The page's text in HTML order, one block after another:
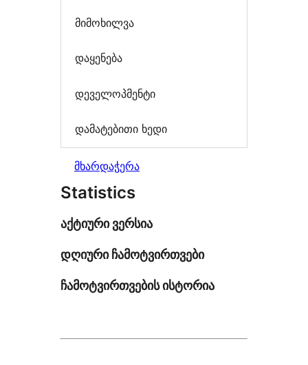
მიმოხილვა
დაყენება
დეველოპმენტი
დამატებითი ხედი
მხარდაჭერა
Statistics
აქტიური ვერსია
დღიური ჩამოტვირთვები
ჩამოტვირთვების ისტორია